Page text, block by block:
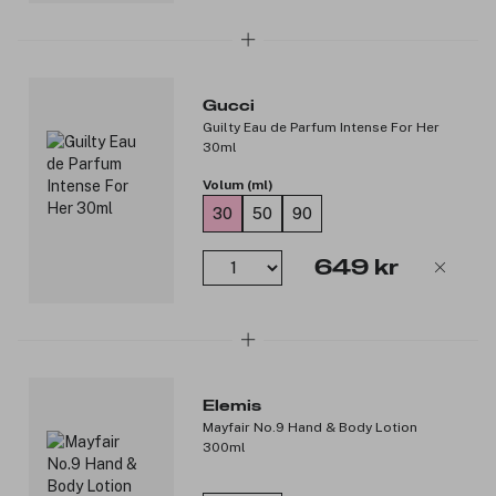
Gucci
Guilty Eau de Parfum Intense For Her
30ml
Volum (ml)
30 50 90
649 kr
Elemis
Mayfair No.9 Hand & Body Lotion
300ml